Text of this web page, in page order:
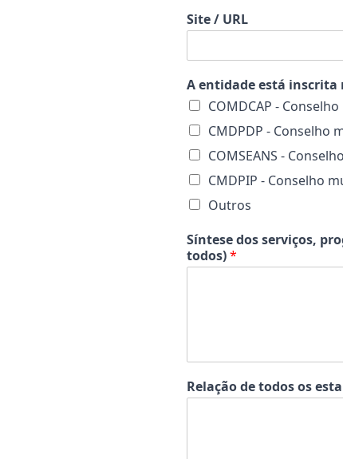
Site / URL
A entidade está inscrita
COMDCAP -
CMDPDP - Conselho
COMSEANS -
CMDPIP - Conselho
Outros
Síntese dos serviços,
todos)*
Relação de todos os